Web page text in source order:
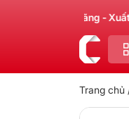
Chính hãng - Xuất VAT
Trang chủ